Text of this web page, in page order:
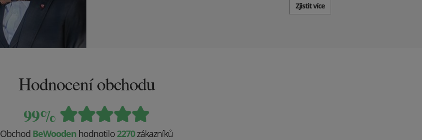
Zjistit více
Hodnocení obchodu
99%
Obchod BeWooden hodnotilo 2270zákazníků